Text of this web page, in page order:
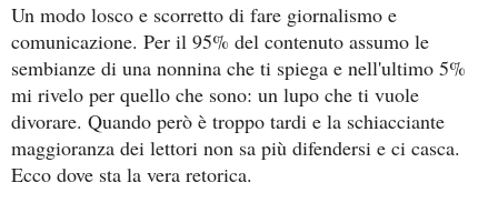
Un modo losco e scorretto di fare giornalismo e
comunicazione. Per il 95% del contenuto assumo le
sembianze di una nonnina che ti spiega e nell'ultimo 5%
mi rivelo per quello che sono: un lupo che ti vuole
divorare. Quando però è troppo tardi e la schiacciante
maggioranza dei lettori non sa più difendersi e ci casca.
Ecco dove sta la vera retorica.